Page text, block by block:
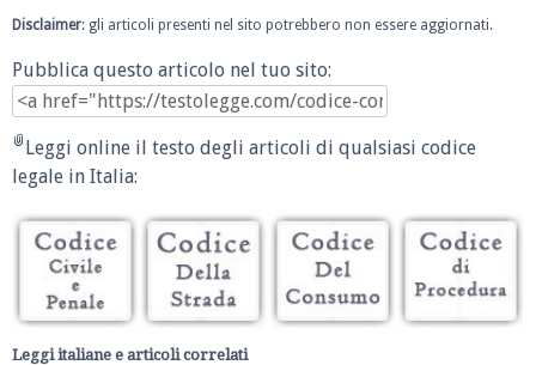
Disclaimer: gli articoli presenti nel sito potrebbero non essere aggiornati.
Pubblica questo articolo nel tuo sito:
Leggi online il testo degli articoli di qualsiasi codice
legale in Italia:
Leggi italiane e articoli correlati